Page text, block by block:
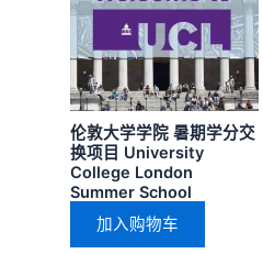
伦敦大学学院 暑期学分交
换项目 University
College London
Summer School
加入购物车